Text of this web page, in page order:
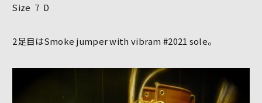
Size 7 D
2足目はSmoke jumper with vibram #2021 sole。